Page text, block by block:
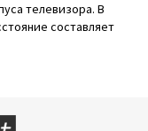
телевизора. В
составляет